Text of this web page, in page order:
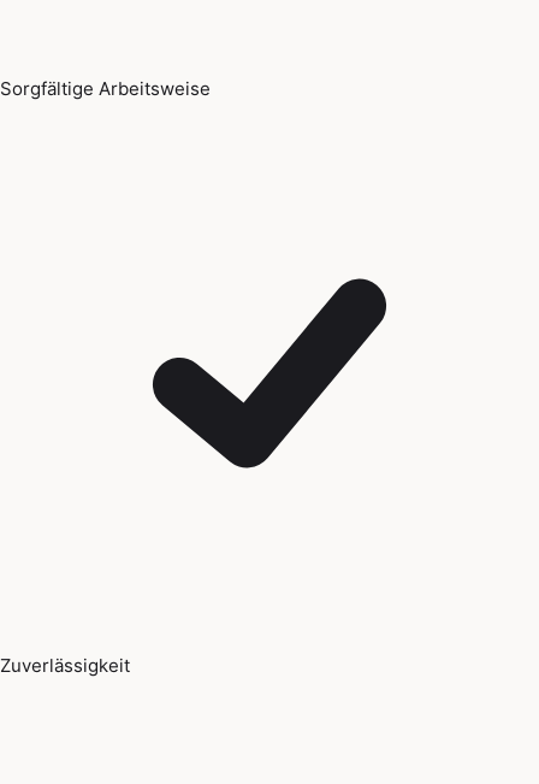
Sorgfältige Arbeitsweise
Zuverlässigkeit